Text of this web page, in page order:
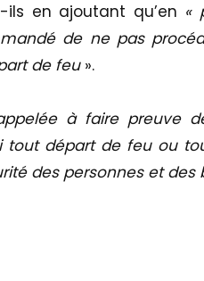
en ajoutant qu’en «
de ne pas
de feu ».
à faire preuve
tout départ de feu ou
des personnes et des